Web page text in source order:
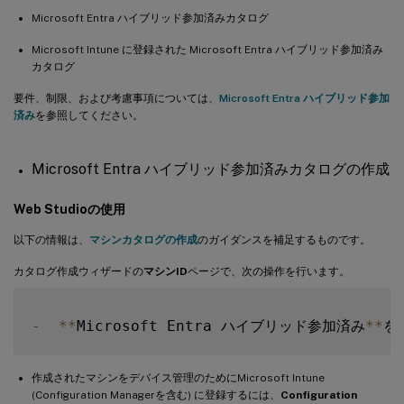
Microsoft Entra ハイブリッド参加済みカタログ
Microsoft Intune に登録された Microsoft Entra ハイブリッド参加済み
カタログ
要件、制限、および考慮事項については、 Microsoft Entra ハイブリッド参加
済みを参照してください。
Microsoft Entra ハイブリッド参加済みカタログの作成
Web Studioの使用
以下の情報は、 マシンカタログの作成のガイダンスを補足するものです。
カタログ作成ウィザードのマシンIDページで、次の操作を行います。
- **Microsoft Entra ハイブリッド参加済み**
作成されたマシンをデバイス管理のためにMicrosoft Intune
(Configuration Managerを含む) に登録するには、 Configuration